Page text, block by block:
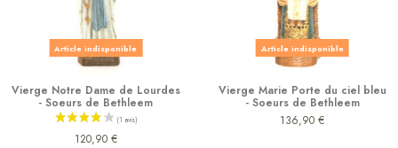
Article indisponible
Vierge Notre Dame de Lourdes
- Soeurs de Bethleem
120,90 €
Article indisponible
Vierge Marie Porte du ciel bleu
- Soeurs de Bethleem
136,90 €